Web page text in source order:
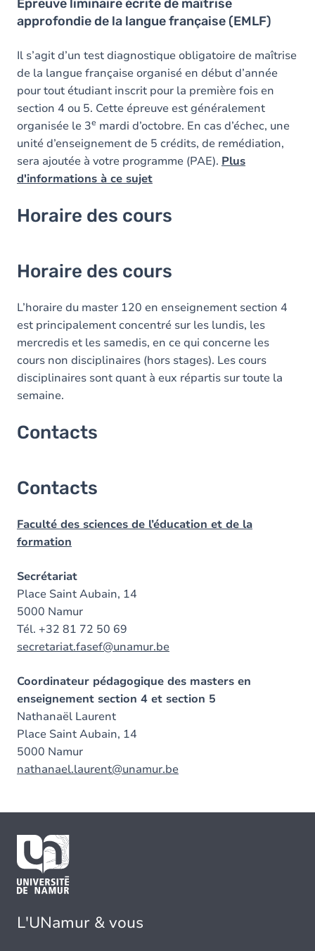
Épreuve liminaire écrite de maîtrise
approfondie de la langue française (EMLF)
Il s’agit d’un test diagnostique obligatoire de maîtrise
de la langue française organisé en début d’année
pour tout étudiant inscrit pour la première fois en
section 4 ou 5. Cette épreuve est généralement
organisée le 3e mardi d’octobre. En cas d’échec, une
unité d’enseignement de 5 crédits, de remédiation,
sera ajoutée à votre programme (PAE). Plus
d'informations à ce sujet
Horaire des cours
Horaire des cours
L’horaire du master 120 en enseignement section 4
est principalement concentré sur les lundis, les
mercredis et les samedis, en ce qui concerne les
cours non disciplinaires (hors stages). Les cours
disciplinaires sont quant à eux répartis sur toute la
semaine.
Contacts
Contacts
Faculté des sciences de l’éducation et de la
formation
Secrétariat
Place Saint Aubain, 14
5000 Namur
Tél. +32 81 72 50 69
secretariat.fasef@unamur.be
Coordinateur pédagogique des masters en
enseignement section 4 et section 5
Nathanaël Laurent
Place Saint Aubain, 14
5000 Namur
nathanael.laurent@unamur.be
L'UNamur & vous